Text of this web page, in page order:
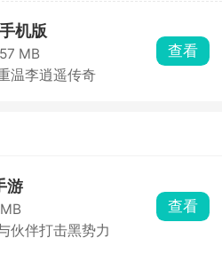
机版
MB
温李逍遥传奇
查看
游
伙伴打击黑势力
查看